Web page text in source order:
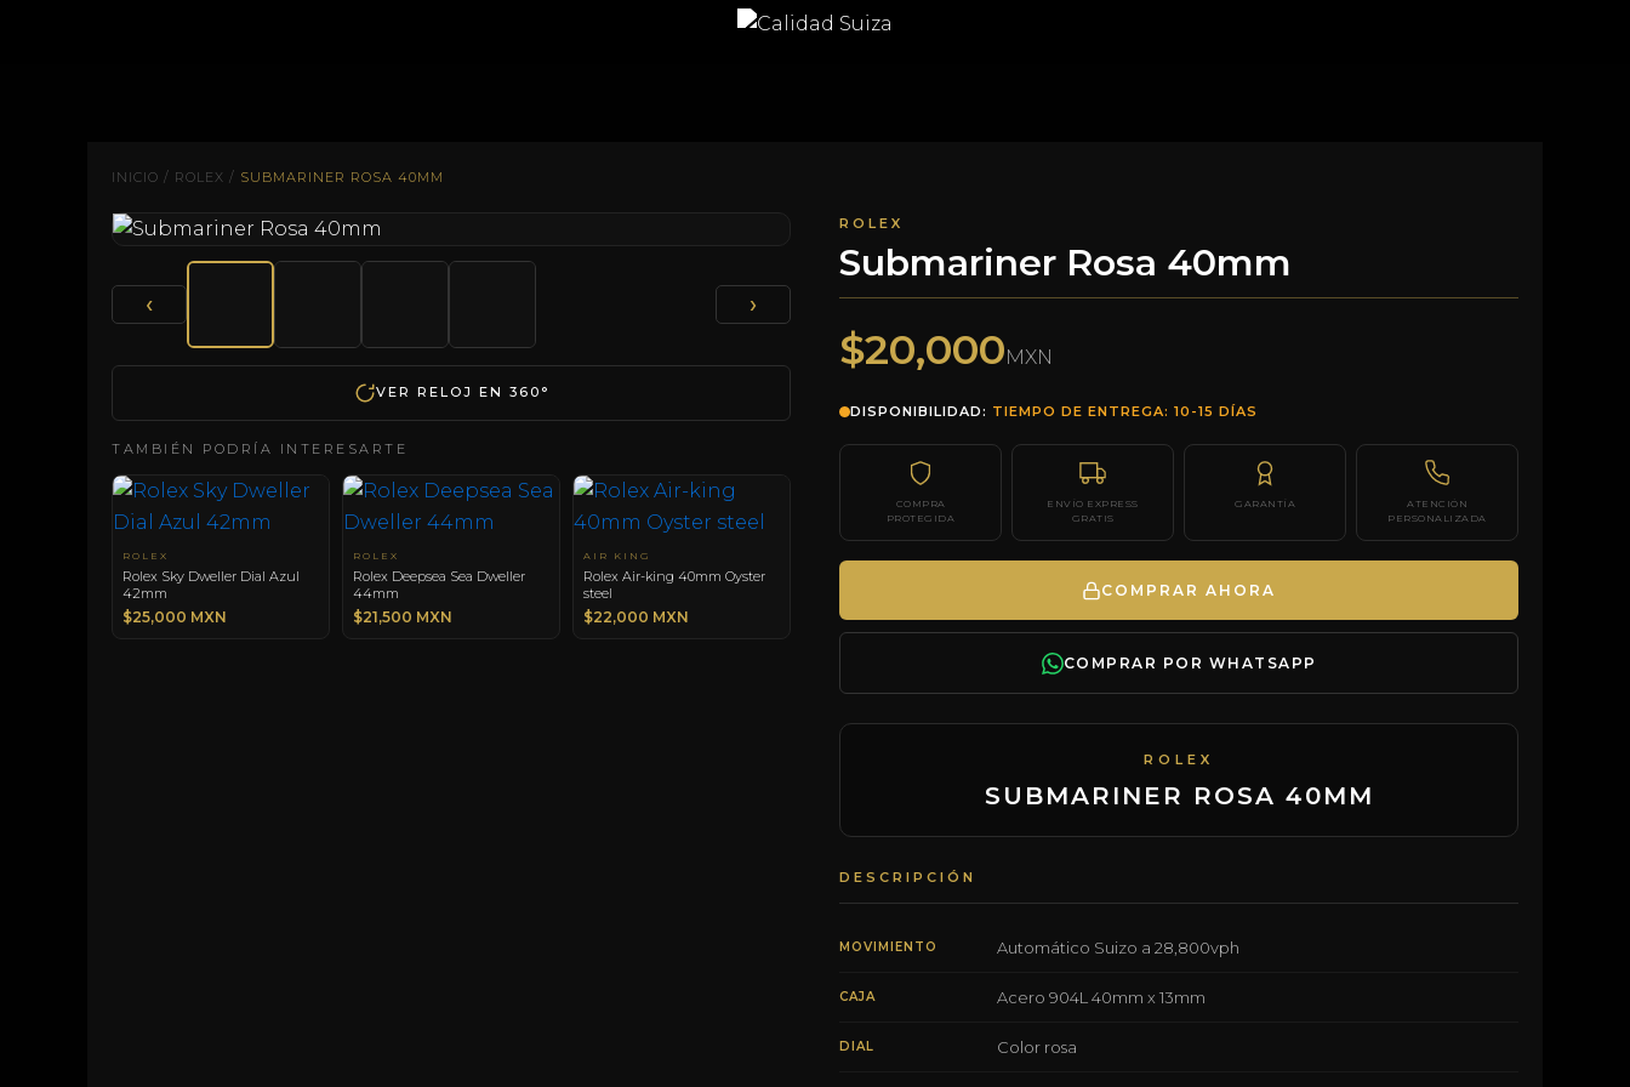
INICIO / ROLEX / SUBMARINER ROSA 40MM
‹ ›
VER RELOJ EN 360°
TAMBIÉN PODRÍA INTERESARTE
ROLEX
Rolex Sky Dweller Dial Azul
42mm
$25,000 MXN
ROLEX
Rolex Deepsea Sea Dweller
44mm
$21,500 MXN
AIR KING
Rolex Air-king 40mm Oyster
steel
$22,000 MXN
ROLEX
Submariner Rosa 40mm
$20,000MXN
DISPONIBILIDAD: TIEMPO DE ENTREGA: 10-15 DÍAS
COMPRA
PROTEGIDA
ENVÍO EXPRESS
GRATIS
GARANTÍA
ATENCIÓN
PERSONALIZADA
COMPRAR AHORA
COMPRAR POR WHATSAPP
ROLEX
SUBMARINER ROSA 40MM
DESCRIPCIÓN
MOVIMIENTO Automático Suizo a 28,800vph
CAJA Acero 904L 40mm x 13mm
DIAL Color rosa